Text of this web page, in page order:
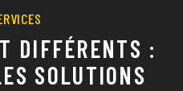
DIFFÉRENTS :
SOLUTIONS